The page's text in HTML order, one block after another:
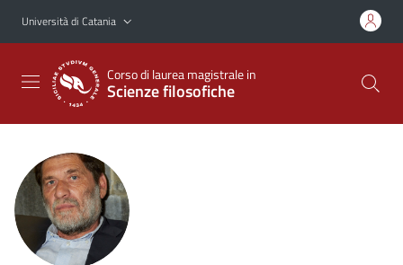
Vai al contenuto principale
Vai al menu di navigazione
Università di Catania
Corso di laurea magistrale in
Scienze filosofiche